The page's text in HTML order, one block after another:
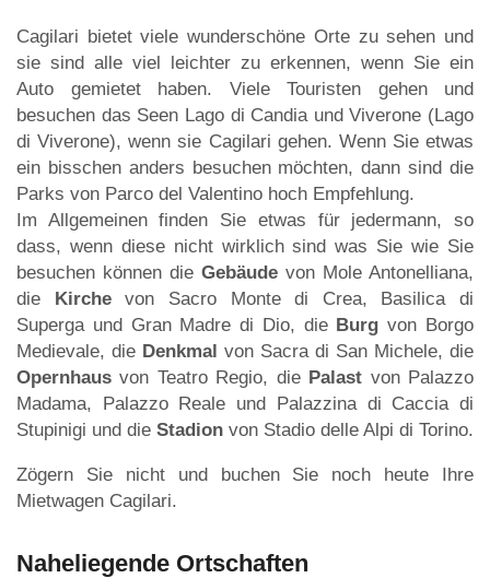
Cagilari bietet viele wunderschöne Orte zu sehen und
sie sind alle viel leichter zu erkennen, wenn Sie ein
Auto gemietet haben. Viele Touristen gehen und
besuchen das Seen Lago di Candia und Viverone (Lago
di Viverone), wenn sie Cagilari gehen. Wenn Sie etwas
ein bisschen anders besuchen möchten, dann sind die
Parks von Parco del Valentino hoch Empfehlung.
Im Allgemeinen finden Sie etwas für jedermann, so
dass, wenn diese nicht wirklich sind was Sie wie Sie
besuchen können die Gebäude von Mole Antonelliana,
die Kirchevon Sacro Monte di Crea, Basilica di
Superga und Gran Madre di Dio, die Burg von Borgo
Medievale, die Denkmal von Sacra di San Michele, die
Opernhaus von Teatro Regio, die Palast von Palazzo
Madama, Palazzo Reale und Palazzina di Caccia di
Stupinigi und die Stadion von Stadio delle Alpi di Torino.
Zögern Sie nicht und buchen Sie noch heute Ihre
Mietwagen Cagilari.
Naheliegende Ortschaften